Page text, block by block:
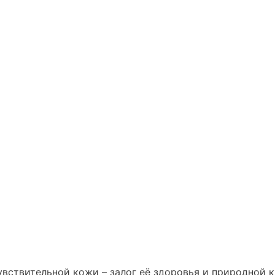
кожи – залог её здоровья и природной